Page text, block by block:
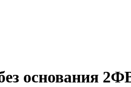
основания